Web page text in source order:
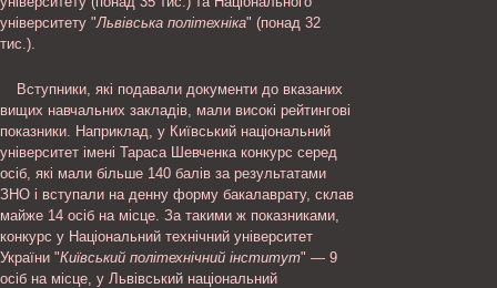
університету "Львівська політехніка" (понад 32
тис.).
Вступники, які подавали документи до вказаних
вищих навчальних закладів, мали високі рейтингові
показники. Наприклад, у Київський національний
університет імені Тараса Шевченка конкурс серед
осіб, які мали більше 140 балів за результатами
ЗНО і вступали на денну форму бакалаврату, склав
майже 14 осіб на місце. За такими ж показниками,
конкурс у Національний технічний університет
України "Київський політехнічний інститут" — 9
осіб на місце, у Львівський національний